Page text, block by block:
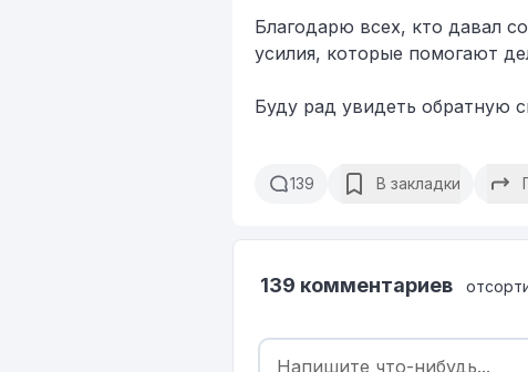
​​Благодарю всех, кто давал
усилия, которые помогают
​​Буду рад увидеть обратную
139 В закладки
139 комментариев